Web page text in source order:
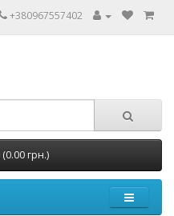
+380967557402
(0.00 грн.)